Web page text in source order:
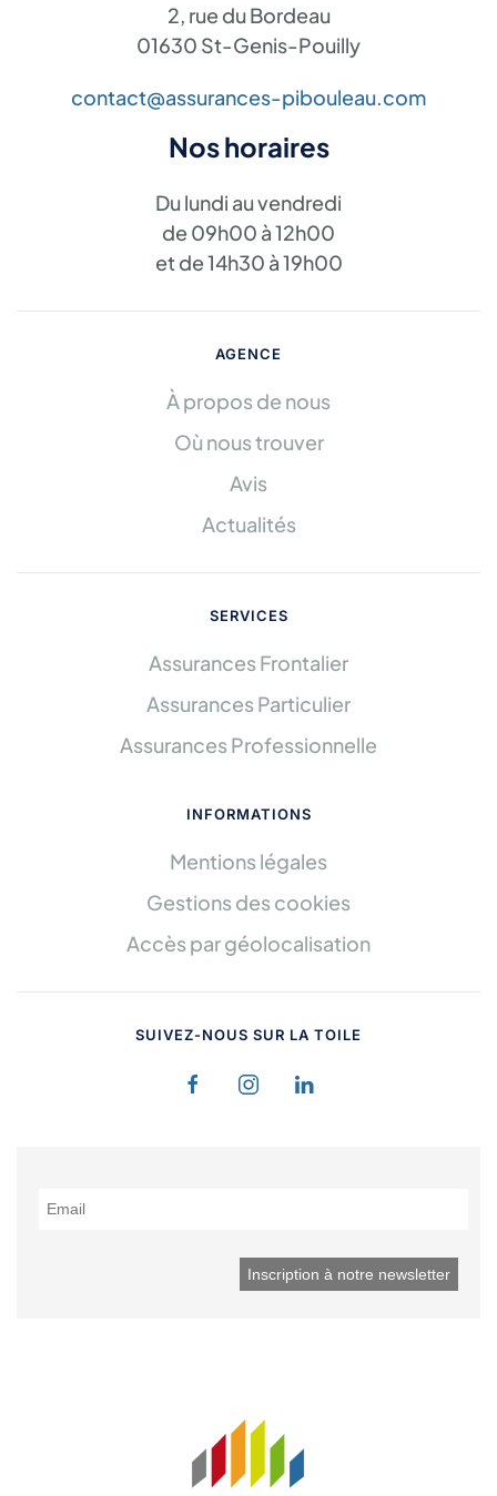
2, rue du Bordeau
01630 St-Genis-Pouilly
contact@assurances-pibouleau.com
Nos horaires
Du lundi au vendredi
de 09h00 à 12h00
et de 14h30 à 19h00
AGENCE
À propos de nous
Où nous trouver
Avis
Actualités
SERVICES
Assurances Frontalier
Assurances Particulier
Assurances Professionnelle
INFORMATIONS
Mentions légales
Gestions des cookies
Accès par géolocalisation
SUIVEZ-NOUS SUR LA TOILE